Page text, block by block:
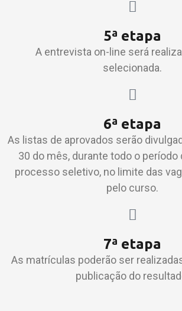
5ª etapa
A entrevista on-line será
selecionada.
6ª etapa
As listas de aprovados serão
30 do mês, durante todo o período
processo seletivo, no limite das
pelo curso.
7ª etapa
As matrículas poderão ser
publicação do